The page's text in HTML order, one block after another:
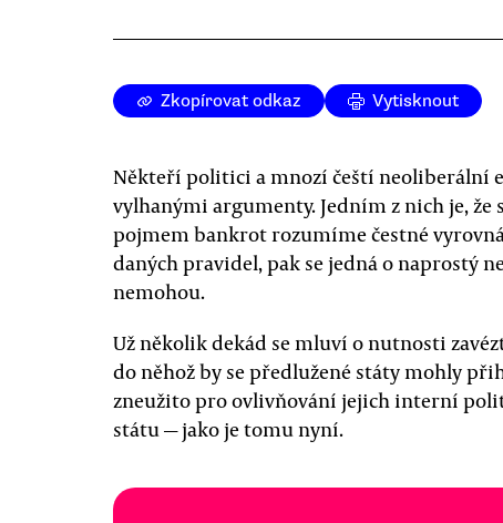
Zkopírovat odkaz Vytisknout
Někteří politici a mnozí čeští neoliberální
vylhanými argumenty. Jedním z nich je,
pojmem bankrot rozumíme čestné
daných pravidel, pak se jedná o naprostý
nemohou.
Už několik dekád se mluví o nutnosti
do něhož by se předlužené státy mohly
zneužito pro ovlivňování jejich interní
státu — jako je tomu nyní.